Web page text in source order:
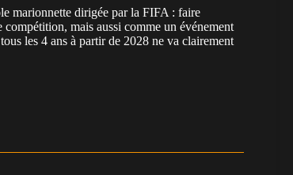
marionnette dirigée par la FIFA : faire
mais aussi comme un événement
les 4 ans à partir de 2028 ne va clairement